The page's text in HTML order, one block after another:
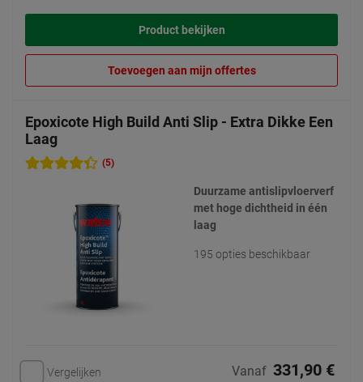
Product bekijken
Toevoegen aan mijn offertes
Epoxicote High Build Anti Slip - Extra Dikke Een
Laag
(5)
Duurzame antislipvloerverf
met hoge dichtheid in één
laag
195 opties beschikbaar
Vergelijken Vanaf 331,90 €